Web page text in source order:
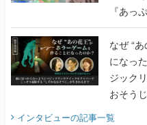
『あっ
てみた
なぜ “
になったのか？ 敵に
ジック
おそう
インタビューの記事一覧